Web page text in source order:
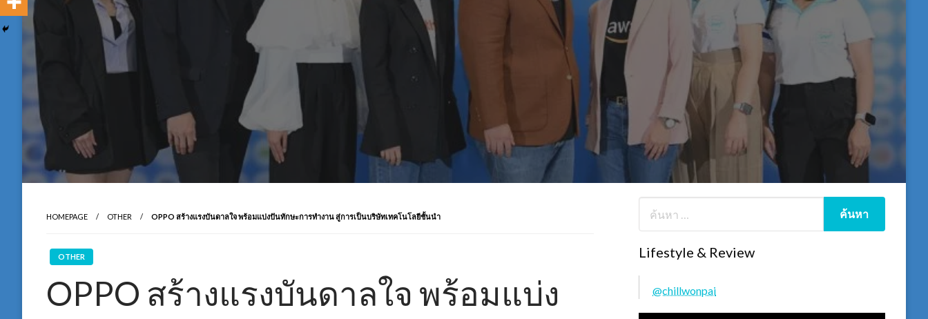
HOMEPAGE OTHER OPPO สร้างแรงบันดาลใจ พร้อมแบ่งปันทักษะการทำงาน สู่การเป็นบริษัทเทคโนโลยีชั้นนำ
OTHER
OPPO สร้างแรงบันดาลใจ พร้อมแบ่ง
Lifestyle & Review
@chillwonpai